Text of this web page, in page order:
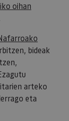
oihan
bideak
arteko
eta